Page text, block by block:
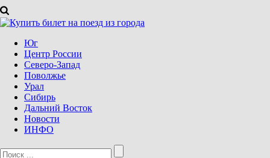
Юг
Центр России
Северо-Запад
Поволжье
Урал
Сибирь
Дальний Восток
Новости
ИНФО